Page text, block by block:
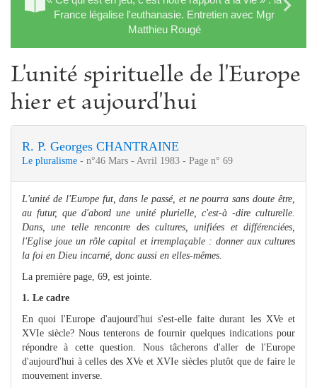
France légalise l'euthanasie. Entretien avec Mgr
Matthieu Rougé
L'unité spirituelle de l'Europe
hier et aujourd'hui
R. P. Georges CHANTRAINE
Le pluralisme - n°46 Mars - Avril 1983 - Page n° 69
L'unité de l'Europe fut, dans le passé, et ne pourra sans doute être,
au futur, que d'abord une unité plurielle, c'est-à -dire culturelle.
Dans, une telle rencontre des cultures, unifiées et différenciées,
l'Eglise joue un rôle capital et irremplaçable : donner aux cultures
la foi en Dieu incarné, donc aussi en elles-mêmes.
La première page, 69, est jointe.
1. Le cadre
En quoi l'Europe d'aujourd'hui s'est-elle faite durant les XVe et
XVIe siècle? Nous tenterons de fournir quelques indications pour
répondre à cette question. Nous tâcherons d'aller de l'Europe
d'aujourd'hui à celles des XVe et XVIe siècles plutôt que de faire le
mouvement inverse.